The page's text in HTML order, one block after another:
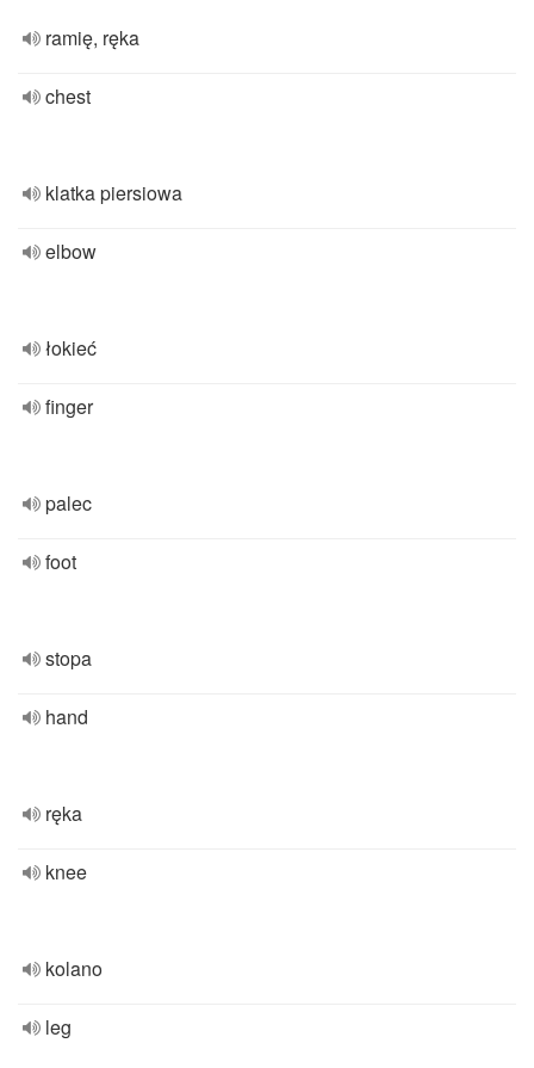
ramię, ręka
chest
klatka piersiowa
elbow
łokieć
finger
palec
foot
stopa
hand
ręka
knee
kolano
leg